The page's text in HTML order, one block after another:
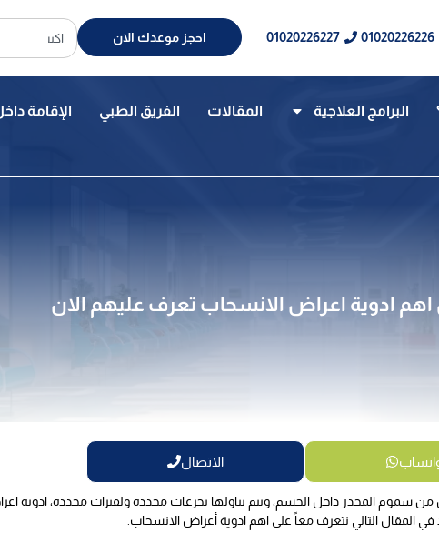
01020226226
01020226227 احجز موعدك الان
البرامج العلاجية المقالات الفريق الطبي الإقامة
الاتصال
سموم المخدر داخل الجسم، ويتم تناولها بجرعات محددة ولفترات محددة، ادوية
في المقال التالي نتعرف معاً على اهم ادوية أعراض الانسحاب.